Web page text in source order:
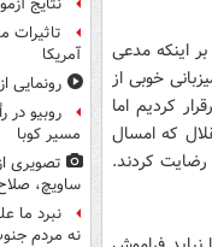
اینکه مدعی
خوبی از
کردیم اما
که امسال
رضایت کردند.
نتایج
تاثیرات
آمریکا
رونمایی
روبیو در
مسیر کوبا
تصویری
ساویچ، صلاح
نبرد ما
نه مردم